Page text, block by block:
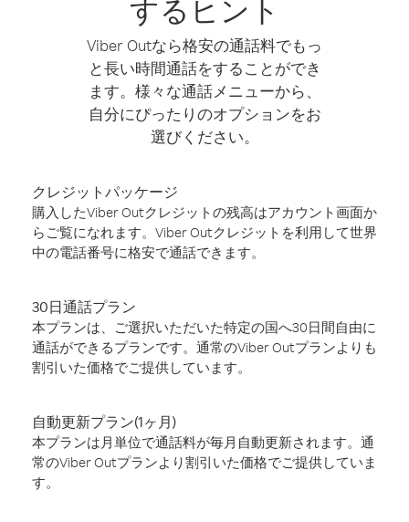
するヒント
Viber Outなら格安の通話料でもっ
と長い時間通話をすることができ
ます。様々な通話メニューから、
自分にぴったりのオプションをお
選びください。
クレジットパッケージ
購入したViber Outクレジットの残高はアカウント画面か
らご覧になれます。Viber Outクレジットを利用して世界
中の電話番号に格安で通話できます。
30日通話プラン
本プランは、ご選択いただいた特定の国へ30日間自由に
通話ができるプランです。通常のViber Outプランよりも
割引いた価格でご提供しています。
自動更新プラン(1ヶ月)
本プランは月単位で通話料が毎月自動更新されます。通
常のViber Outプランより割引いた価格でご提供していま
す。